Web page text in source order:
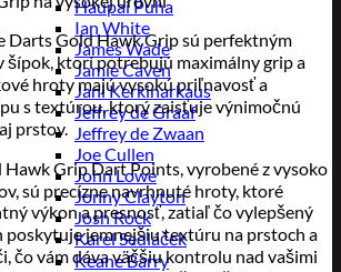
Haupai Puha
Ian White
James Wade
Jamie Caven
Jani Kerkinarkaus
Jeffrey de Graaf
Jeffrey de Zwaan
Joe Cullen
John Lowe
Jonny Clayton
Josh Rock
Karel Sedláček
Keane Barry
Darts Gold Hawk Grip sú perfektným
šípok, ktorí potrebujú maximálny grip a
hroty majú vysokú priľnavosť a
s textúrou, ktorý zaisťuje výnimočnú
prstov.
Grip Dart Points, vyrobené z vysoko
sú precízne navrhnuté hroty, ktoré
výkon a presnosť, zatiaľ čo vylepšený
jemnejšiu textúru na prstoch a
čo vám dáva väčšiu kontrolu nad vašimi